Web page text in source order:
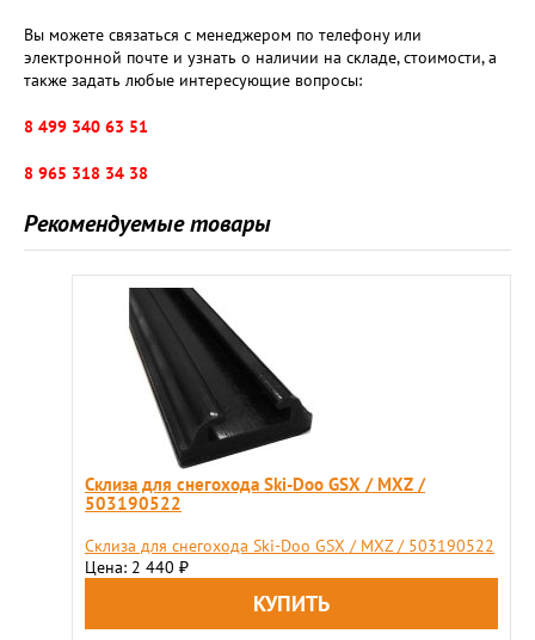
Вы можете связаться с менеджером по телефону или
электронной почте и узнать о наличии на складе, стоимости, а
также задать любые интересующие вопросы:
8 499 340 63 51
8 965 318 34 38
Рекомендуемые товары
Cклиза для снегохода Ski-Doo GSX / MXZ /
503190522
Cклиза для снегохода Ski-Doo GSX / MXZ / 503190522
Цена: 2 440 ₽